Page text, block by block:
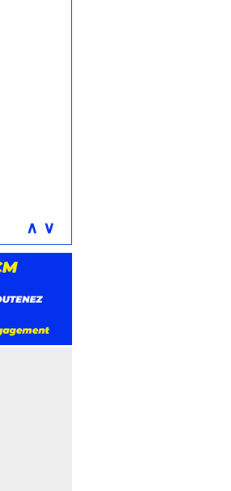
∧ ∨